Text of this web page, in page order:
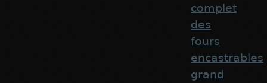
complet
des
fours
encastrables
grand